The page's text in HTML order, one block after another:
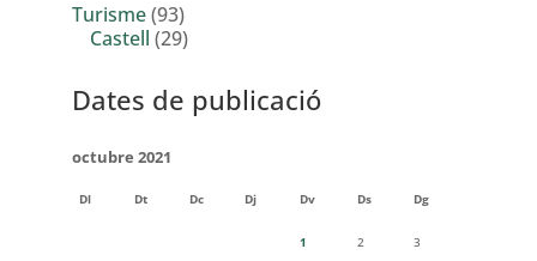
Turisme(93)
Castell (29)
Dates de publicació
octubre 2021
Dl Dt Dc Dj Dv Ds Dg
1 2 3